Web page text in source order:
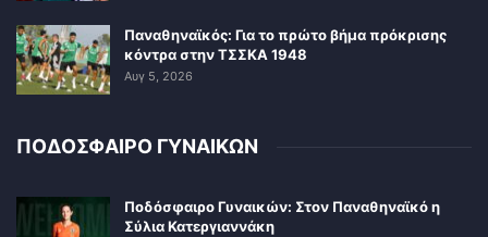
Παναθηναϊκός: Για το πρώτο βήμα πρόκρισης
κόντρα στην ΤΣΣΚΑ 1948
Αυγ 5, 2026
ΠΟΔΟΣΦΑΙΡΟ ΓΥΝΑΙΚΩΝ
Ποδόσφαιρο Γυναικών: Στον Παναθηναϊκό η
Σύλια Κατεργιαννάκη